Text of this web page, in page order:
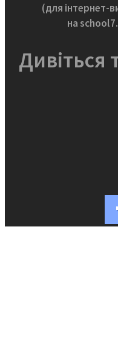
(для інтернет-
на
Дивіться